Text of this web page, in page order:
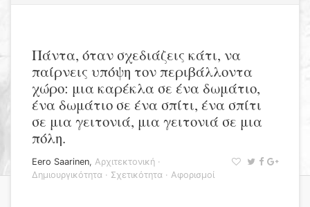
Πάντα, όταν σχεδιάζεις κάτι, να
παίρνεις υπόψη τον περιβάλλοντα
χώρο: μια καρέκλα σε ένα δωμάτιο,
ένα δωμάτιο σε ένα σπίτι, ένα σπίτι
σε μια γειτονιά, μια γειτονιά σε μια
πόλη.
Eero Saarinen, Αρχιτεκτονική ·
Δημιουργικότητα · Σχετικότητα · Αφορισμοί